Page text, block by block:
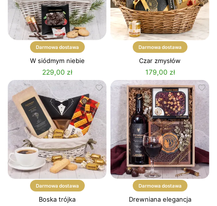
Darmowa dostawa
W siódmym niebie
229,00 zł
Darmowa dostawa
Czar zmysłów
179,00 zł
Darmowa dostawa
Boska trójka
Darmowa dostawa
Drewniana elegancja